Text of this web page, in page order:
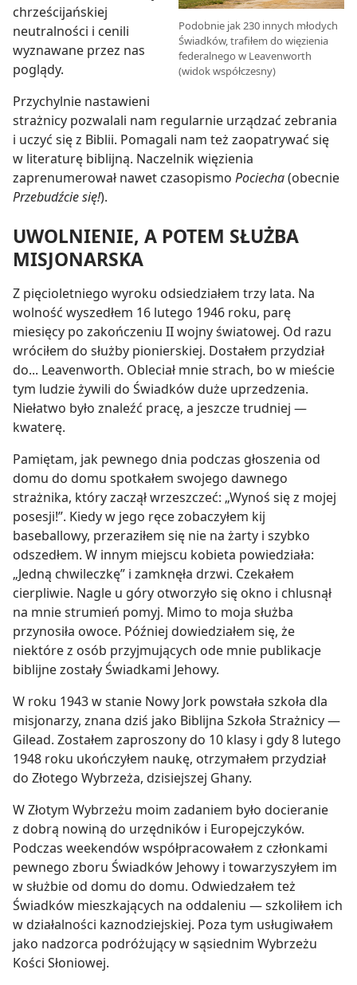
Podobnie jak 230 innych młodych
Świadków, trafiłem do więzienia
federalnego w Leavenworth
(widok współczesny)
chrześcijańskiej
neutralności i cenili
wyznawane przez nas
poglądy.
Przychylnie nastawieni
strażnicy pozwalali nam regularnie urządzać zebrania
i uczyć się z Biblii. Pomagali nam też zaopatrywać się
w literaturę biblijną. Naczelnik więzienia
zaprenumerował nawet czasopismo Pociecha(obecnie
Przebudźcie się!).
UWOLNIENIE, A POTEM SŁUŻBA
MISJONARSKA
Z pięcioletniego wyroku odsiedziałem trzy lata. Na
wolność wyszedłem 16 lutego 1946 roku, parę
miesięcy po zakończeniu II wojny światowej. Od razu
wróciłem do służby pionierskiej. Dostałem przydział
do... Leavenworth. Obleciał mnie strach, bo w mieście
tym ludzie żywili do Świadków duże uprzedzenia.
Niełatwo było znaleźć pracę, a jeszcze trudniej —
kwaterę.
Pamiętam, jak pewnego dnia podczas głoszenia od
domu do domu spotkałem swojego dawnego
strażnika, który zaczął wrzeszczeć: „Wynoś się z mojej
posesji!”. Kiedy w jego ręce zobaczyłem kij
baseballowy, przeraziłem się nie na żarty i szybko
odszedłem. W innym miejscu kobieta powiedziała:
„Jedną chwileczkę” i zamknęła drzwi. Czekałem
cierpliwie. Nagle u góry otworzyło się okno i chlusnął
na mnie strumień pomyj. Mimo to moja służba
przynosiła owoce. Później dowiedziałem się, że
niektóre z osób przyjmujących ode mnie publikacje
biblijne zostały Świadkami Jehowy.
W roku 1943 w stanie Nowy Jork powstała szkoła dla
misjonarzy, znana dziś jako Biblijna Szkoła Strażnicy —
Gilead. Zostałem zaproszony do 10 klasy i gdy 8 lutego
1948 roku ukończyłem naukę, otrzymałem przydział
do Złotego Wybrzeża, dzisiejszej Ghany.
W Złotym Wybrzeżu moim zadaniem było docieranie
z dobrą nowiną do urzędników i Europejczyków.
Podczas weekendów współpracowałem z członkami
pewnego zboru Świadków Jehowy i towarzyszyłem im
w służbie od domu do domu. Odwiedzałem też
Świadków mieszkających na oddaleniu — szkoliłem ich
w działalności kaznodziejskiej. Poza tym usługiwałem
jako nadzorca podróżujący w sąsiednim Wybrzeżu
Kości Słoniowej.